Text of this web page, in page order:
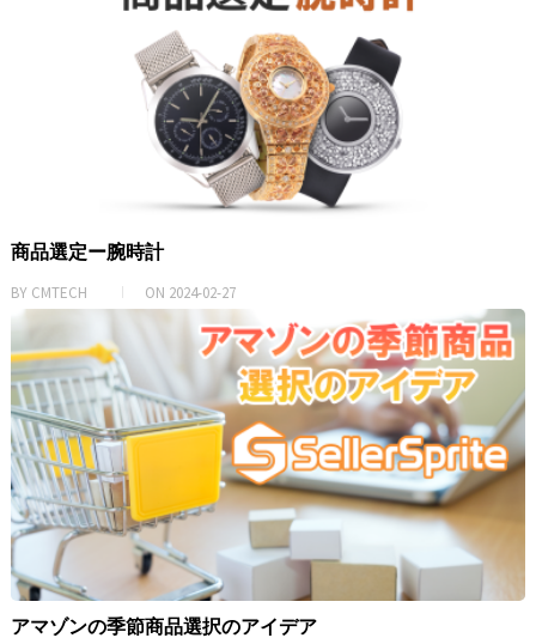
商品選定ー腕時計
BY CMTECH ON 2024-02-27
アマゾンの季節商品選択のアイデア